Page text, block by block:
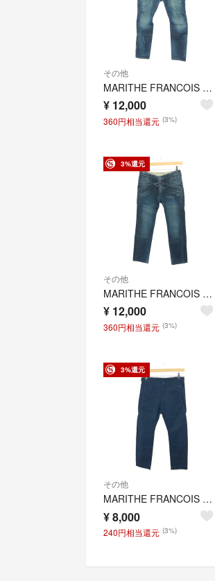
その他
MARITHE FRANCOIS GIRBAUD マリテフランソワジルボー デニムパンツ サイズ:M ジーンズ M5-1452 ネイビー メンズ / 240001207670
¥ 12,000
360円相当還元 (3%)
3%還元
その他
MARITHE FRANCOIS GIRBAUD マリテフランソワジルボー デニムパンツ サイズ:M ジーンズ M7-1116 ネイビー メンズ / 240001207674
¥ 12,000
360円相当還元 (3%)
3%還元
その他
MARITHE FRANCOIS GIRBAUD マリテフランソワジルボー コットンパンツ サイズ:L ボトムス M5-2154 ネイビー メンズ / 240001207630
¥8,000
240円相当還元 (3%)